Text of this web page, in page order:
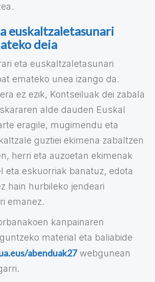
euskaltzaletasunari
deia
eta euskaltzaletasunari
emateko unea izango da.
ez ezik, Kontseiluak dei zabala
alde dauden Euskal
eragile, mugimendu eta
guztiei ekimena zabaltzen
herri eta auzoetan ekimenak
eta eskuorriak banatuz, edota
hain hurbileko jendeari
emanez.
kanpainaren
material eta baliabide
abenduak27webgunean